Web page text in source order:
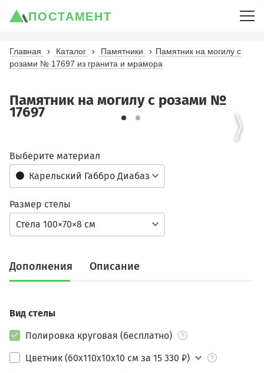
ПОСТАМЕНТ
Главная Каталог Памятники
Памятник на могилу с
розами № 17697 из гранита и мрамора
Памятник на могилу с розами №
17697
Карельский Габбро Диабаз
Выберите материал
Стела 100×70×8 см
Размер стелы
Дополнения Описание
Вид стелы
Полировка круговая (бесплатно)
Цветник (60х110х10х10 см за 15 330 ₽)